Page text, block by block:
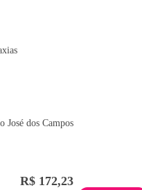
José dos Campos
R$ 172,23